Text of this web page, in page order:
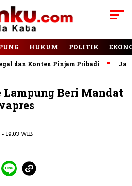
HUKUM POLITIK
Konten Pinjam Pribadi Jalan
Beri Mandat
19:03 WIB